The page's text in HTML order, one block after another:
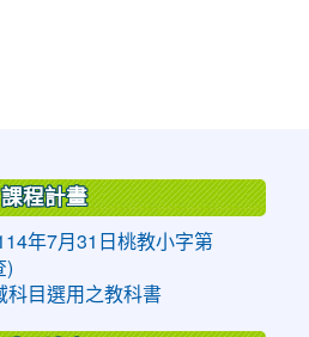
課程計畫
年7月31日桃教小字第
)
科目選用之教科書